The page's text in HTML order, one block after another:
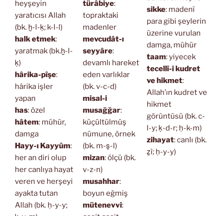
heyşeyin
yaratıcısı Allah
(bk. ḫ-l-ḳ; k-l-l)
halk etmek:
yaratmak (bk.ḫ-l-
ḳ)
hârika-pîşe:
hârika işler
yapan
has: özel
hâtem: mühür,
damga
Hayy-ı Kayyûm:
her an diri olup
her canlıya hayat
veren ve herşeyi
ayakta tutan
Allah (bk. ḥ-y-y;
türâbiye:
topraktaki
madenler
mevcudât-ı
seyyâre:
devamlı hareket
eden varlıklar
(bk. v-c-d)
misal-i
musağğar:
küçültülmüş
nümune, örnek
(bk. m-s̱-l)
mizan: ölçü (bk.
v-z-n)
musahhar:
boyun eğmiş
mütenevvi:
sikke: madenî
para gibi şeylerin
üzerine vurulan
damga, mühür
taam: yiyecek
tecellî-i kudret
ve hikmet:
Allah’ın kudret ve
hikmet
görüntüsü (bk. c-
l-y; ḳ-d-r; ḥ-k-m)
zihayat: canlı (bk.
ẕî; ḥ-y-y)